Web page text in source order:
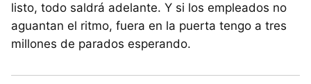
listo, todo saldrá adelante. Y si los empleados no
aguantan el ritmo, fuera en la puerta tengo a tres
millones de parados esperando.